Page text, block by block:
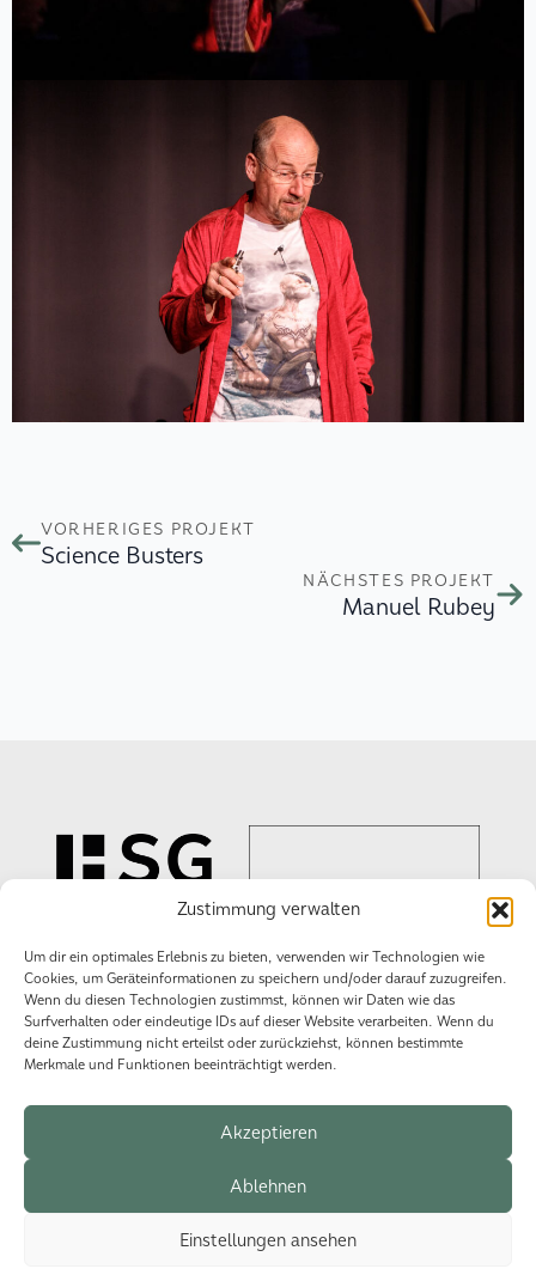
Zustimmung verwalten
Um dir ein optimales Erlebnis zu bieten, verwenden wir Technologien wie
Cookies, um Geräteinformationen zu speichern und/oder darauf zuzugreifen.
Wenn du diesen Technologien zustimmst, können wir Daten wie das
Surfverhalten oder eindeutige IDs auf dieser Website verarbeiten. Wenn du
deine Zustimmung nicht erteilst oder zurückziehst, können bestimmte
Merkmale und Funktionen beeinträchtigt werden.
Akzeptieren
Ablehnen
Einstellungen ansehen
VORHERIGES PROJEKT
Science Busters
NÄCHSTES PROJEKT
Manuel Rubey
Wir schaffen
Erlebnisse!
Impressum